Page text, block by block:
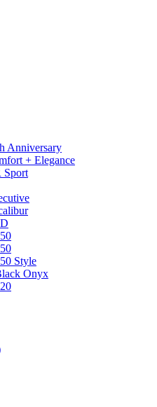
Anniversary
+ Elegance
Sport
Style
Onyx